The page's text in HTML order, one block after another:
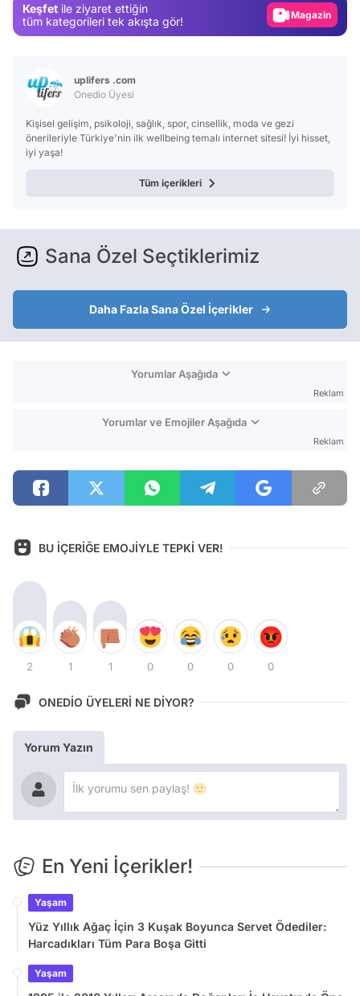
Keşfet ile ziyaret ettiğin
tüm kategorileri tek akışta gör!
Magazin
uplifers .com
Onedio Üyesi
Kişisel gelişim, psikoloji, sağlık, spor, cinsellik, moda ve gezi
önerileriyle Türkiye'nin ilk wellbeing temalı internet sitesi! İyi hisset,
iyi yaşa!
Tüm içerikleri
Sana Özel Seçtiklerimiz
Daha Fazla Sana Özel İçerikler
Yorumlar Aşağıda
Reklam
Yorumlar ve Emojiler Aşağıda
Reklam
BU İÇERİĞE EMOJİYLE TEPKİ VER!
2 1 1 0 0 0 0
ONEDİO ÜYELERİ NE DİYOR?
Yorum Yazın
En Yeni İçerikler!
Yaşam
Yüz Yıllık Ağaç İçin 3 Kuşak Boyunca Servet Ödediler:
Harcadıkları Tüm Para Boşa Gitti
Yaşam